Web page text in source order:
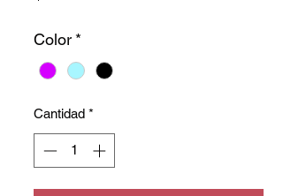
Color *
Cantidad *